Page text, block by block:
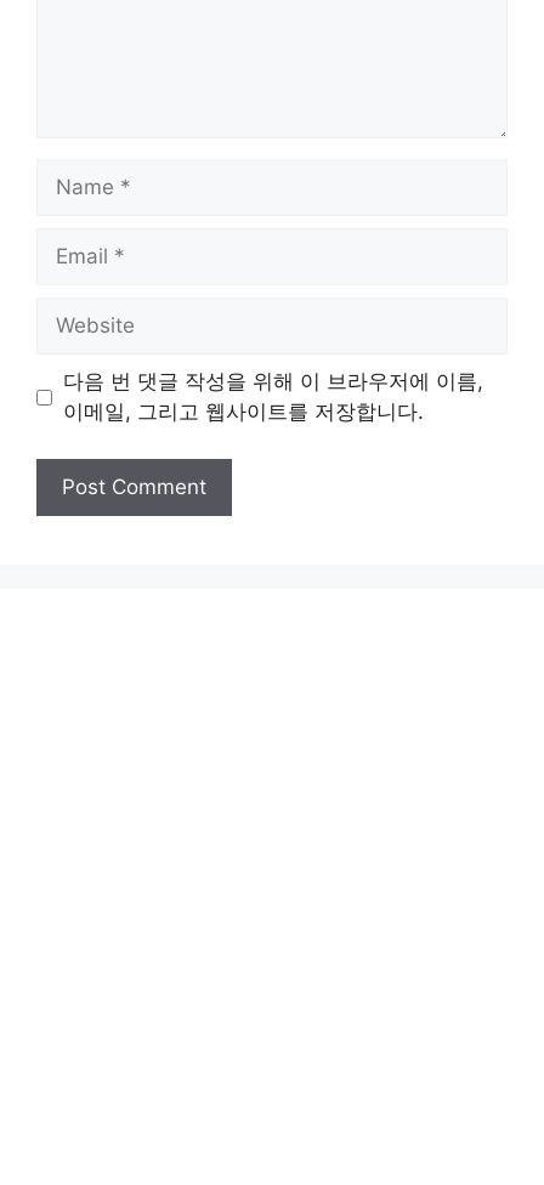
Name
Email
Website
다음 번 댓글 작성을 위해 이 브라우저에 이름,
이메일, 그리고 웹사이트를 저장합니다.